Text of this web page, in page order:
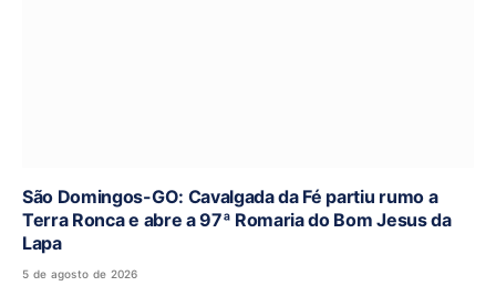
São Domingos-GO: Cavalgada da Fé partiu rumo a
Terra Ronca e abre a 97ª Romaria do Bom Jesus da
Lapa
5 de agosto de 2026